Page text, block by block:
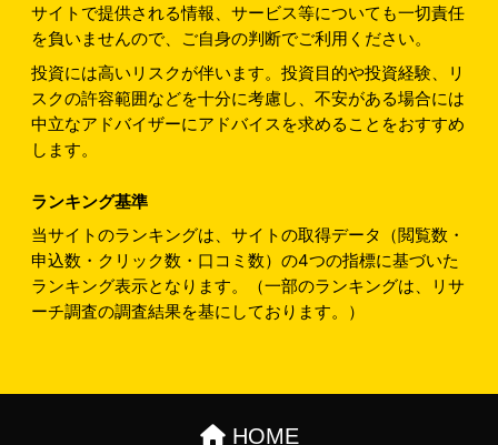
サイトで提供される情報、サービス等についても一切責任
を負いませんので、ご自身の判断でご利用ください。
投資には高いリスクが伴います。投資目的や投資経験、リ
スクの許容範囲などを十分に考慮し、不安がある場合には
中立なアドバイザーにアドバイスを求めることをおすすめ
します。
ランキング基準
当サイトのランキングは、サイトの取得データ（閲覧数・
申込数・クリック数・口コミ数）の4つの指標に基づいた
ランキング表示となります。（一部のランキングは、リサ
ーチ調査の調査結果を基にしております。）
HOME